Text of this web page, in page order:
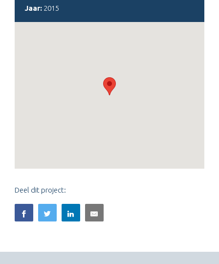
Jaar: 2015
Deel dit project: